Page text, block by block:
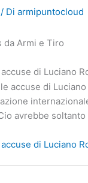
/ Di armipuntocloud
da Armi e Tiro
di Luciano
avrebbe
di Luciano